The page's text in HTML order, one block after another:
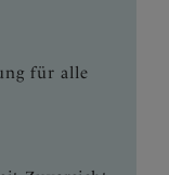
für alle